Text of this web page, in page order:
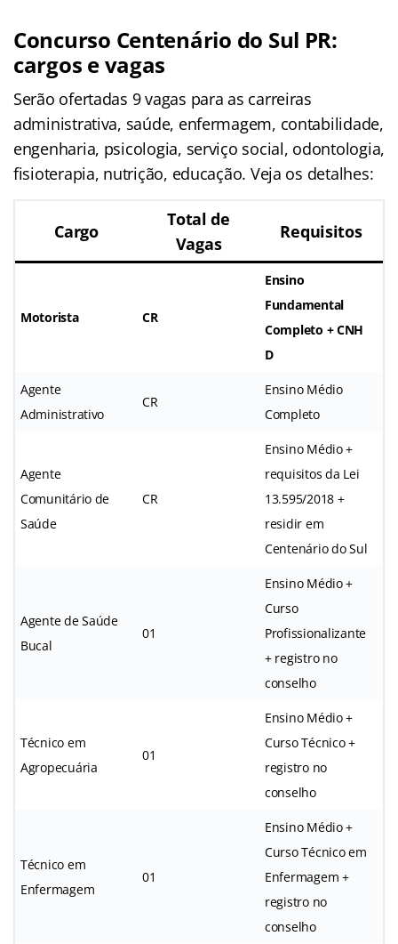
Concurso Centenário do Sul PR:
cargos e vagas
Serão ofertadas 9 vagas para as carreiras
administrativa, saúde, enfermagem, contabilidade,
engenharia, psicologia, serviço social, odontologia,
fisioterapia, nutrição, educação. Veja os detalhes:
Cargo
Total de
Vagas
Requisitos
Motorista CR
Ensino
Fundamental
Completo + CNH
D
Agente
Administrativo
CR
Ensino Médio
Completo
Agente
Comunitário de
Saúde
CR
Ensino Médio +
requisitos da Lei
13.595/2018 +
residir em
Centenário do Sul
Agente de Saúde
Bucal
01
Ensino Médio +
Curso
Profissionalizante
+ registro no
conselho
Técnico em
Agropecuária
01
Ensino Médio +
Curso Técnico +
registro no
conselho
Técnico em
Enfermagem
01
Ensino Médio +
Curso Técnico em
Enfermagem +
registro no
conselho